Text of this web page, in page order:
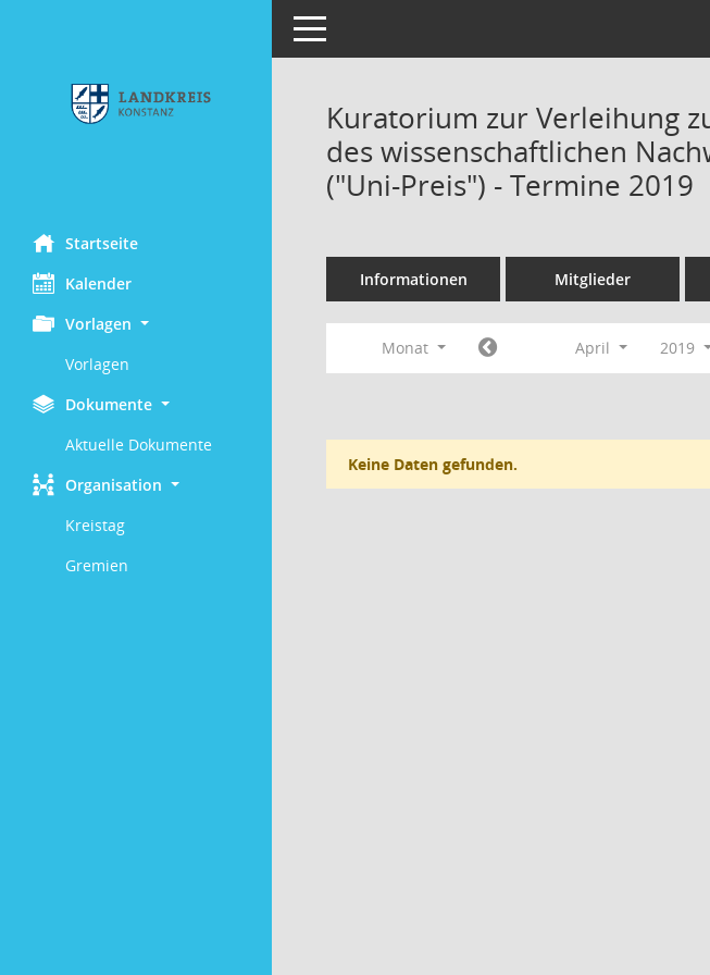
Startseite
Kalender
Vorlagen
Vorlagen
Dokumente
Aktuelle Dokumente
Organisation
Kreistag
Gremien
Toggle navigation
Kuratorium zur Verleihung
des wissenschaftlichen
("Uni-Preis") - Termine 2019
Informationen Mitglieder
Monat April 2019
Keine Daten gefunden.